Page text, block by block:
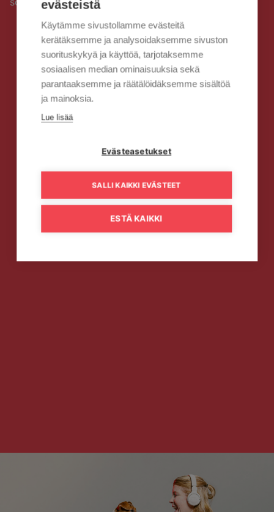
evästeistä
Käytämme sivustollamme evästeitä
kerätäksemme ja analysoidaksemme sivuston
suorituskykyä ja käyttöä, tarjotaksemme
sosiaalisen median ominaisuuksia sekä
parantaaksemme ja räätälöidäksemme sisältöä
ja mainoksia.
Lue lisää
Evästeasetukset
SALLI KAIKKI EVÄSTEET
ESTÄ KAIKKI